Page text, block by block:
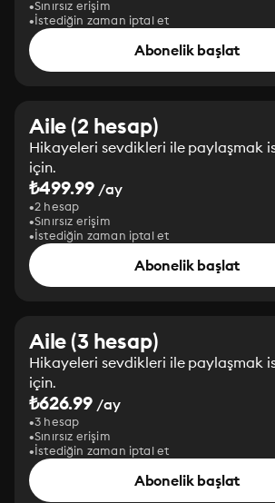
Sınırsız erişim
İstediğin zaman iptal et
Abonelik başlat
Aile (2 hesap)
Hikayeleri sevdikleri ile paylaşmak
için.
₺499.99 /ay
2 hesap
Sınırsız erişim
İstediğin zaman iptal et
Abonelik başlat
Aile (3 hesap)
Hikayeleri sevdikleri ile paylaşmak
için.
₺626.99 /ay
3 hesap
Sınırsız erişim
İstediğin zaman iptal et
Abonelik başlat